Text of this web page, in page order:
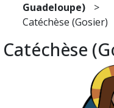
Guadeloupe)
Catéchèse (Gosier)
Catéchèse